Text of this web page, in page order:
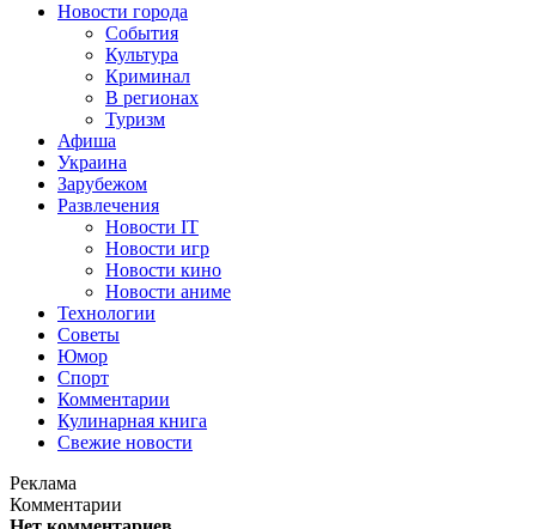
Новости города
События
Культура
Криминал
В регионах
Туризм
Афиша
Украина
Зарубежом
Развлечения
Новости IT
Новости игр
Новости кино
Новости аниме
Технологии
Советы
Юмор
Спорт
Комментарии
Кулинарная книга
Свежие новости
Реклама
Комментарии